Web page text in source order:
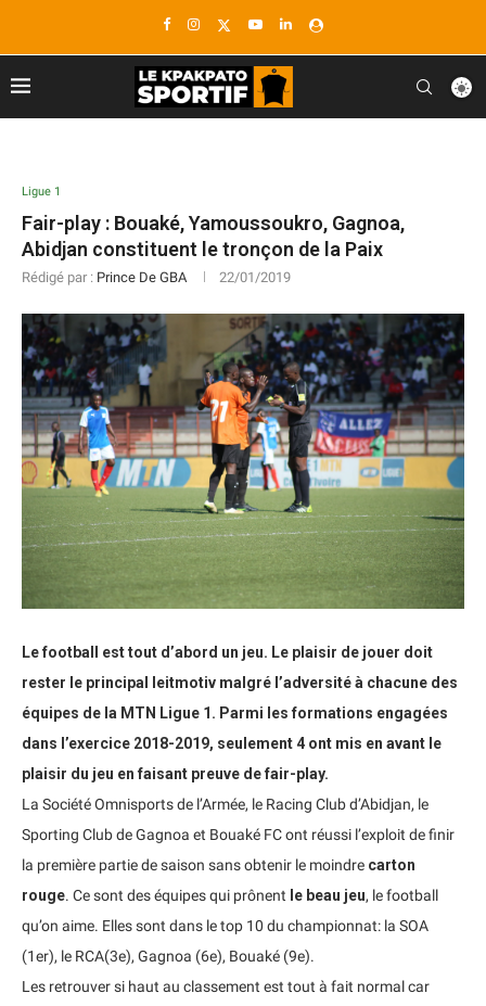
Ligue 1
Fair-play : Bouaké, Yamoussoukro, Gagnoa,
Abidjan constituent le tronçon de la Paix
Rédigé par : Prince De GBA 22/01/2019
Le football est tout d’abord un jeu. Le plaisir de jouer doit
rester le principal leitmotiv malgré l’adversité à chacune des
équipes de la MTN Ligue 1. Parmi les formations engagées
dans l’exercice 2018-2019, seulement 4 ont mis en avant le
plaisir du jeu en faisant preuve de fair-play.
La Société Omnisports de l’Armée, le Racing Club d’Abidjan, le
Sporting Club de Gagnoa et Bouaké FC ont réussi l’exploit de finir
la première partie de saison sans obtenir le moindre carton
rouge. Ce sont des équipes qui prônent le beau jeu, le football
qu’on aime. Elles sont dans le top 10 du championnat: la SOA
(1er), le RCA(3e), Gagnoa (6e), Bouaké (9e).
Les retrouver si haut au classement est tout à fait normal car